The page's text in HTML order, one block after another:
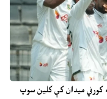
میدان کې کلین سوپ